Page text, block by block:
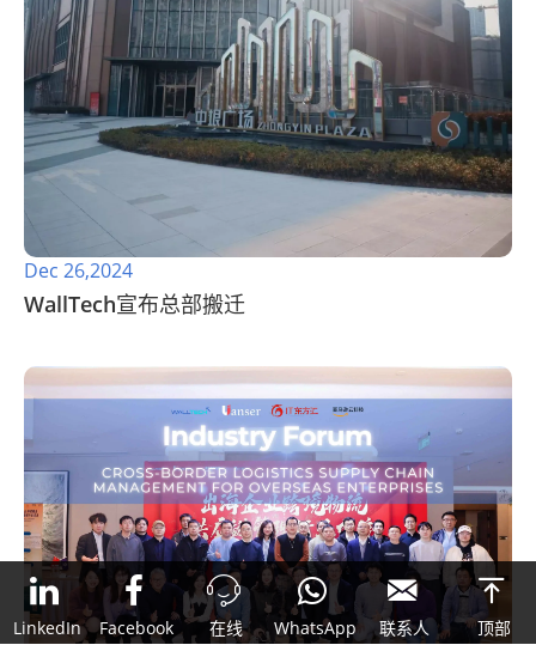
Dec 26,2024
WallTech宣布总部搬迁
LinkedIn Facebook

在线 WhatsApp

联系人

顶部